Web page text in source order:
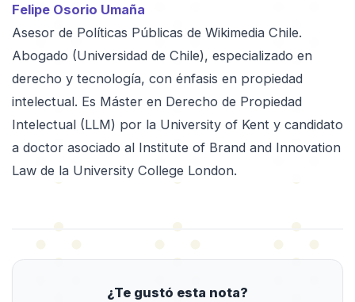
Felipe Osorio Umaña
Asesor de Políticas Públicas de Wikimedia Chile.
Abogado (Universidad de Chile), especializado en
derecho y tecnología, con énfasis en propiedad
intelectual. Es Máster en Derecho de Propiedad
Intelectual (LLM) por la University of Kent y candidato
a doctor asociado al Institute of Brand and Innovation
Law de la University College London.
¿Te gustó esta nota?